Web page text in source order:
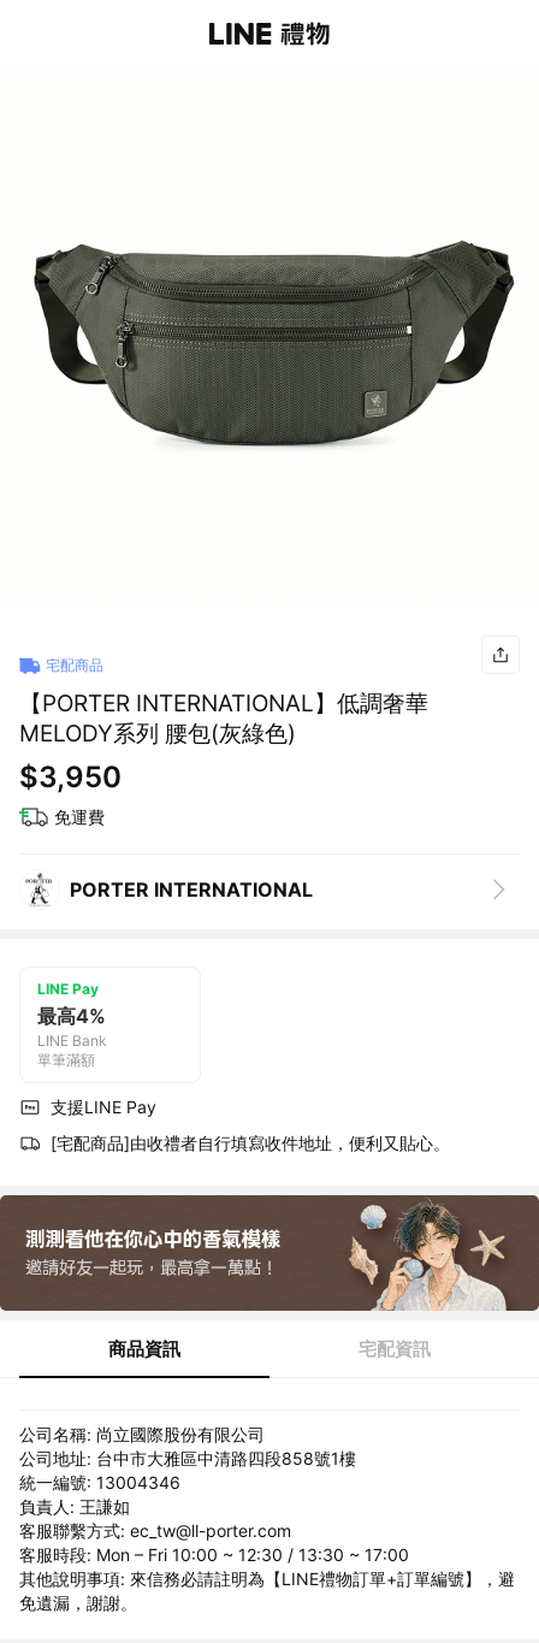
宅配商品
【PORTER INTERNATIONAL】低調奢華
MELODY系列 腰包(灰綠色)
$3,950
免運費
PORTER INTERNATIONAL
LINE Pay
最高4%
LINE Bank
單筆滿額
支援LINE Pay
[宅配商品]由收禮者自行填寫收件地址，便利又貼心。
商品資訊 宅配資訊
公司名稱: 尚立國際股份有限公司
公司地址: 台中市大雅區中清路四段858號1樓
統一編號: 13004346
負責人: 王謙如
客服聯繫方式: ec_tw@ll-porter.com
客服時段: Mon – Fri 10:00 ~ 12:30 / 13:30 ~ 17:00
其他說明事項: 來信務必請註明為【LINE禮物訂單+訂單編號】，避
免遺漏，謝謝。